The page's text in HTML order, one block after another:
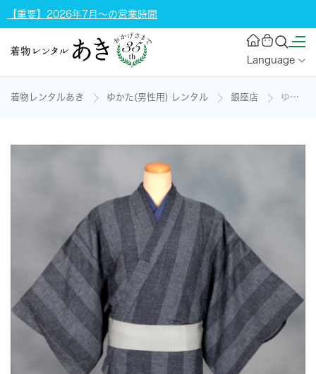
【重要】2026年7月～の営業時間
Language
着物レンタルあき ゆかた(男性用) レンタル 銀座店 ゆかた(男物)[165-172cm]の着物レンタル